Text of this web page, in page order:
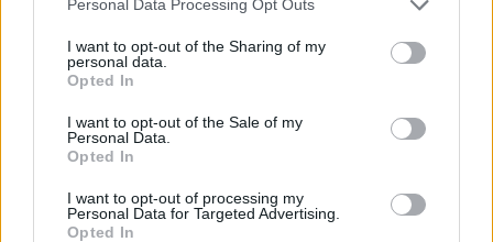
not limited to your visit or usage behaviour. You may click to
grant or deny consent to Google and its third-party tags to
use your data for below specified purposes in below Google
consent section.
Personal Data Processing Opt Outs
I want to opt-out of the Sharing of my
personal data.
Opted In
I want to opt-out of the Sale of my
Personal Data.
Opted In
I want to opt-out of processing my
Personal Data for Targeted Advertising.
Opted In
Országos hírek
tudni kell
Kultúra
Kihívások labirintusában